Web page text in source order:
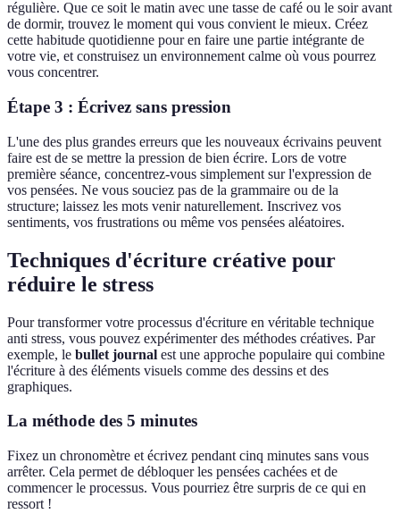
régulière. Que ce soit le matin avec une tasse de café ou le soir avant
de dormir, trouvez le moment qui vous convient le mieux. Créez
cette habitude quotidienne pour en faire une partie intégrante de
votre vie, et construisez un environnement calme où vous pourrez
vous concentrer.
Étape 3 : Écrivez sans pression
L'une des plus grandes erreurs que les nouveaux écrivains peuvent
faire est de se mettre la pression de bien écrire. Lors de votre
première séance, concentrez-vous simplement sur l'expression de
vos pensées. Ne vous souciez pas de la grammaire ou de la
structure; laissez les mots venir naturellement. Inscrivez vos
sentiments, vos frustrations ou même vos pensées aléatoires.
Techniques d'écriture créative pour
réduire le stress
Pour transformer votre processus d'écriture en véritable technique
anti stress, vous pouvez expérimenter des méthodes créatives. Par
exemple, le bullet journal est une approche populaire qui combine
l'écriture à des éléments visuels comme des dessins et des
graphiques.
La méthode des 5 minutes
Fixez un chronomètre et écrivez pendant cinq minutes sans vous
arrêter. Cela permet de débloquer les pensées cachées et de
commencer le processus. Vous pourriez être surpris de ce qui en
ressort !